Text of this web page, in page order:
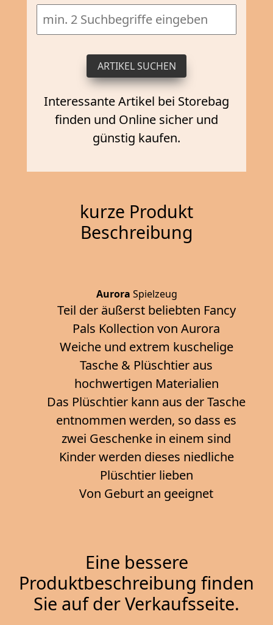
Interessante Artikel bei Storebag
finden und Online sicher und
günstig kaufen.
kurze Produkt
Beschreibung
Aurora Spielzeug
Teil der äußerst beliebten Fancy
Pals Kollection von Aurora
Weiche und extrem kuschelige
Tasche & Plüschtier aus
hochwertigen Materialien
Das Plüschtier kann aus der Tasche
entnommen werden, so dass es
zwei Geschenke in einem sind
Kinder werden dieses niedliche
Plüschtier lieben
Von Geburt an geeignet
Eine bessere
Produktbeschreibung finden
Sie auf der Verkaufsseite.